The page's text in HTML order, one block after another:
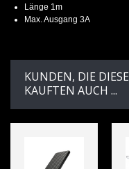
Länge 1m
Max. Ausgang 3A
KUNDEN, DIE
KAUFTEN AUCH ...